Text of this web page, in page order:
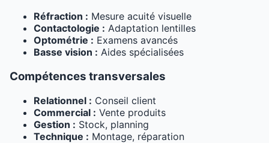
Réfraction : Mesure acuité visuelle
Contactologie : Adaptation lentilles
Optométrie : Examens avancés
Basse vision : Aides spécialisées
Compétences transversales
Relationnel : Conseil client
Commercial : Vente produits
Gestion : Stock, planning
Technique : Montage, réparation